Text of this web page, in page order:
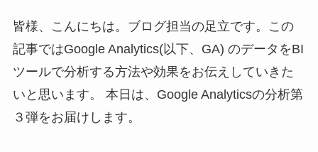
皆様、こんにちは。ブログ担当の足立です。この
記事ではGoogle Analytics(以下、GA) のデータをBI
ツールで分析する方法や効果をお伝えしていきた
いと思います。 本日は、Google Analyticsの分析第
３弾をお届けします。